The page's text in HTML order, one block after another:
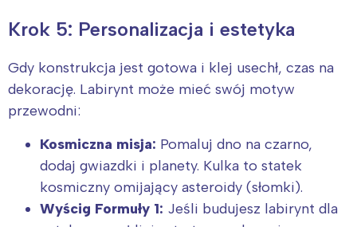
Krok 5: Personalizacja i estetyka
Gdy konstrukcja jest gotowa i klej usechł, czas na
dekorację. Labirynt może mieć swój motyw
przewodni:
Kosmiczna misja: Pomaluj dno na czarno,
dodaj gwiazdki i planety. Kulka to statek
kosmiczny omijający asteroidy (słomki).
Wyścig Formuły 1: Jeśli budujesz labirynt dla
Interesują mnie wydarzenia z
tego regionu: